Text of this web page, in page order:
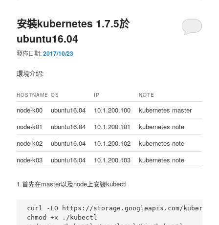
安裝kubernetes 1.7.5於
ubuntu16.04
發佈日期:2017/10/23
環境介紹:
HOSTNAME OS IP NOTE
node-k00 ubuntu16.04 10.1.200.100
kubernetes master
node-k01
ubuntu16.04 10.1.200.101
kubernetes note
node-k02
ubuntu16.04 10.1.200.102
kubernetes note
node-k03
ubuntu16.04 10.1.200.103 kubernetes note
1.首先在master以及node上安裝kubectl
curl -LO https://storage.googleapis.com/
chmod +x ./kubectl